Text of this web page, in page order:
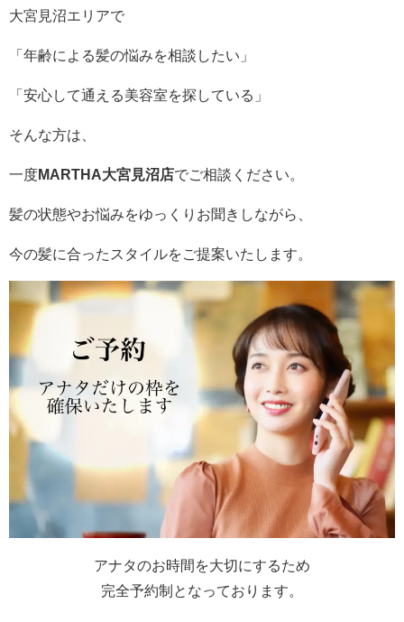
大宮見沼エリアで
「年齢による髪の悩みを相談したい」
「安心して通える美容室を探している」
そんな方は、
一度MARTHA大宮見沼店でご相談ください。
髪の状態やお悩みをゆっくりお聞きしながら、
今の髪に合ったスタイルをご提案いたします。
アナタのお時間を大切にするため
完全予約制となっております。